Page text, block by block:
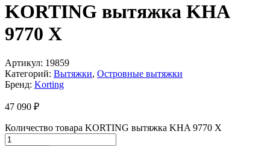
KORTING вытяжка KHA
9770 X
Артикул: 19859
Категорий: Вытяжки, Островные вытяжки
Бренд: Korting
47 090 ₽
Количество товара KORTING вытяжка KHA 9770 X